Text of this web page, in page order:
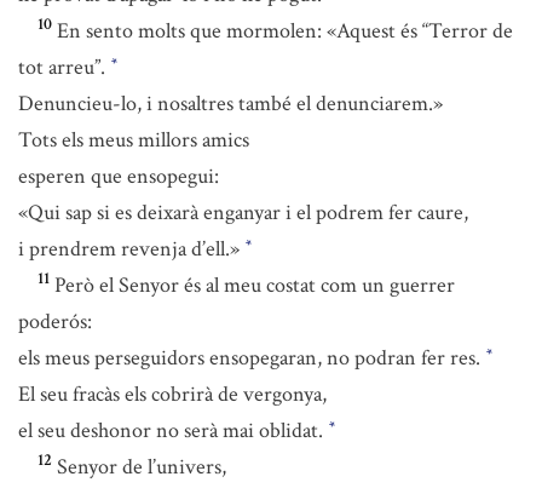
10 En sento molts que mormolen: «Aquest és “Terror de
tot arreu”. *
Denuncieu-lo, i nosaltres també el denunciarem.»
Tots els meus millors amics
esperen que ensopegui:
«Qui sap si es deixarà enganyar i el podrem fer caure,
i prendrem revenja d’ell.» *
11 Però el Senyor és al meu costat com un guerrer
poderós:
els meus perseguidors ensopegaran, no podran fer res. *
El seu fracàs els cobrirà de vergonya,
el seu deshonor no serà mai oblidat. *
12 Senyor de l’univers,